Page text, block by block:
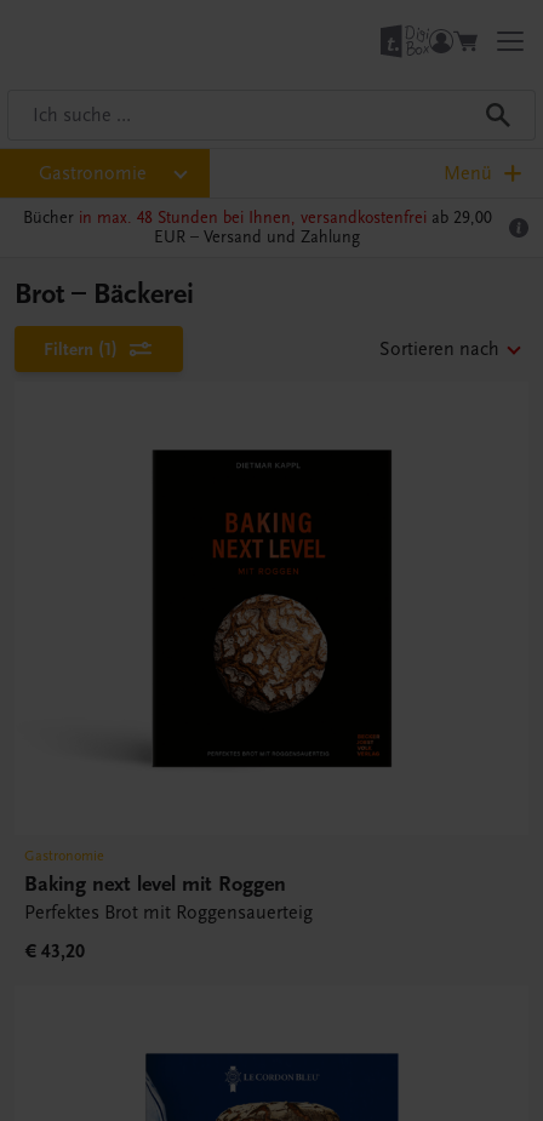
Gastronomie Menü
Bücher in max. 48 Stunden bei Ihnen, versandkostenfrei ab 29,00
EUR – Versand und Zahlung
Brot – Bäckerei
Filtern (1) Sortieren nach
Gastronomie
Baking next level mit Roggen
Perfektes Brot mit Roggensauerteig
€ 43,20